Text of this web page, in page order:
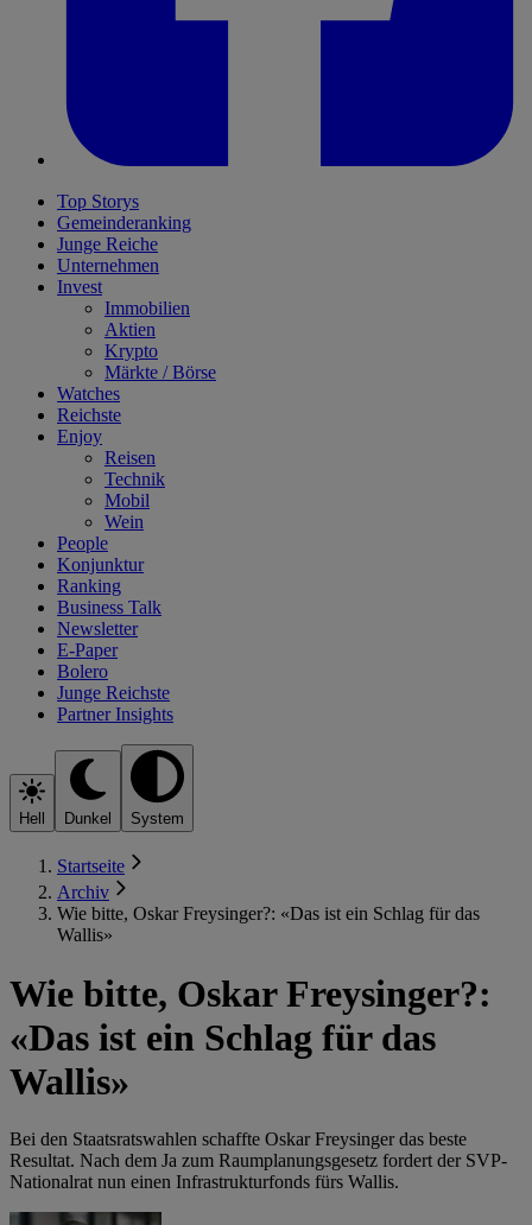
Top Storys
Gemeinderanking
Junge Reiche
Unternehmen
Invest
Immobilien
Aktien
Krypto
Märkte / Börse
Watches
Reichste
Enjoy
Reisen
Technik
Mobil
Wein
People
Konjunktur
Ranking
Business Talk
Newsletter
E-Paper
Bolero
Junge Reichste
Partner Insights
Hell Dunkel System
Startseite
Archiv
Wie bitte, Oskar Freysinger?: «Das ist ein Schlag für das
Wallis»
Wie bitte, Oskar Freysinger?:
«Das ist ein Schlag für das
Wallis»
Bei den Staatsratswahlen schaffte Oskar Freysinger das beste
Resultat. Nach dem Ja zum Raumplanungsgesetz fordert der SVP-
Nationalrat nun einen Infrastrukturfonds fürs Wallis.